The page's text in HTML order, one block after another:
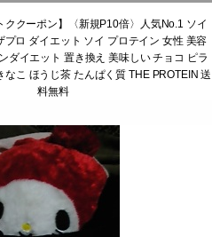
ククーポン】〈新規P10倍〉人気No.1 ソイ
プロ ダイエット ソイ プロテイン 女性 美容
ダイエット 置き換え 美味しい チョコ ピラ
なこ ほうじ茶 たんぱく質 THE PROTEIN 送
料無料